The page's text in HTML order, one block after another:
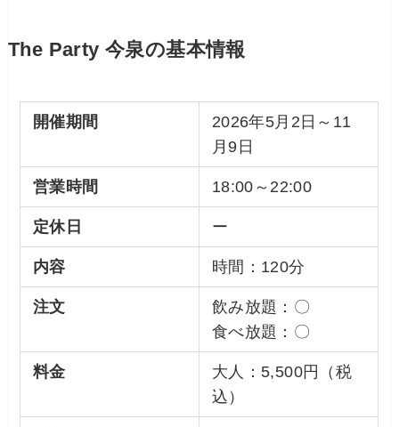
The Party 今泉の基本情報
開催期間
2026年5月2日～11
月9日
営業時間 18:00～22:00
定休日 ー
内容 時間：120分
注文
飲み放題：〇
食べ放題：〇
料金
大人：5,500円（税
込）